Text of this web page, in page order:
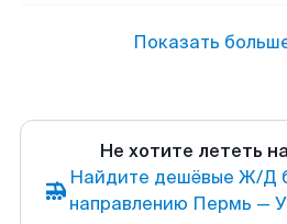
Показать
Не хотите лететь
Найдите дешёвые Ж/Д
направлению Пермь —